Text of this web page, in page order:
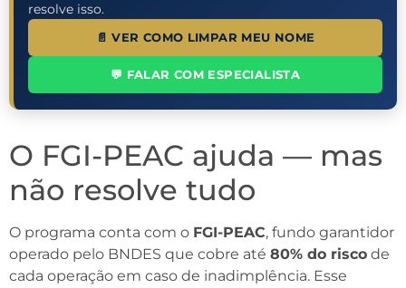
resolve isso.
📄 VER COMO LIMPAR MEU NOME
💬 FALAR COM ESPECIALISTA
O FGI-PEAC ajuda — mas
não resolve tudo
O programa conta com o FGI-PEAC, fundo garantidor
operado pelo BNDES que cobre até 80% do risco de
cada operação em caso de inadimplência. Esse